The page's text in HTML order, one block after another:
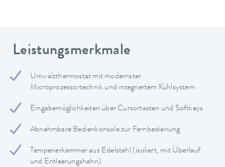
Leistungsmerkmale
Umwälzthermostat mit modernster
Microprozessortechnik und integriertem Kühlsystem
Eingabemöglichkeiten über Cursortasten und Softkeys
Abnehmbare Bedienkonsole zur Fernbedienung
Temperierkammer aus Edelstahl (isoliert, mit Überlauf
und Entleerungshahn)